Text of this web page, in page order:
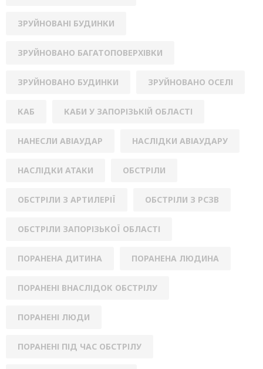
ЗРУЙНОВАНІ БУДИНКИ
ЗРУЙНОВАНО БАГАТОПОВЕРХІВКИ
ЗРУЙНОВАНО БУДИНКИ ЗРУЙНОВАНО ОСЕЛІ
КАБ КАБИ У ЗАПОРІЗЬКІЙ ОБЛАСТІ
НАНЕСЛИ АВІАУДАР НАСЛІДКИ АВІАУДАРУ
НАСЛІДКИ АТАКИ ОБСТРІЛИ
ОБСТРІЛИ З АРТИЛЕРІЇ ОБСТРІЛИ З РСЗВ
ОБСТРІЛИ ЗАПОРІЗЬКОЇ ОБЛАСТІ
ПОРАНЕНА ДИТИНА ПОРАНЕНА ЛЮДИНА
ПОРАНЕНІ ВНАСЛІДОК ОБСТРІЛУ
ПОРАНЕНІ ЛЮДИ
ПОРАНЕНІ ПІД ЧАС ОБСТРІЛУ